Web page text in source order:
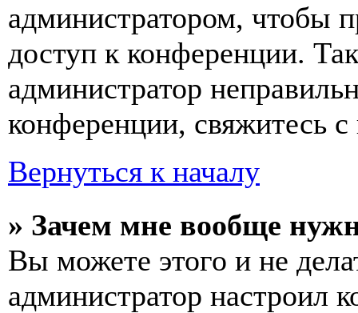
администратором, чтобы
доступ к конференции.
администратор
конференции, свяжитесь
Вернуться к началу
» Зачем мне вообще
Вы можете этого и не
администратор